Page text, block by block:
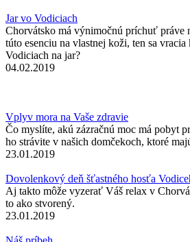
Jar vo Vodiciach
Chorvátsko má výnimočnú príchuť práve
túto esenciu na vlastnej koži, ten sa
Vodiciach na jar?
04.02.2019
Vplyv mora na Vaše zdravie
Čo myslíte, akú zázračnú moc má pobyt
ho strávite v našich domčekoch, ktoré
23.01.2019
Dovolenkový deň šťastného hosťa
Aj takto môže vyzerať Váš relax v
to ako stvorený.
23.01.2019